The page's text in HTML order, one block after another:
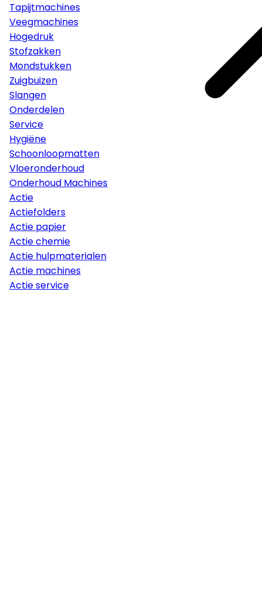
Tapijtmachines
Veegmachines
Hogedruk
Stofzakken
Mondstukken
Zuigbuizen
Slangen
Onderdelen
Service
Hygiëne
Schoonloopmatten
Vloeronderhoud
Onderhoud Machines
Actie
Actiefolders
Actie papier
Actie chemie
Actie hulpmaterialen
Actie machines
Actie service